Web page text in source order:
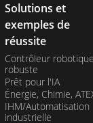
Solutions et
exemples de
réussite
Contrôleur robotique
robuste
Prêt pour l'IA
Énergie, Chimie,
IHM/Automatisation
industrielle